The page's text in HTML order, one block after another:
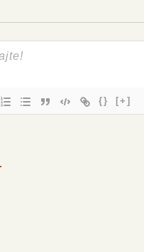
{} [+]